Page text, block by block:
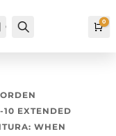
Cuenta 0
10 EXTENDED
WHEN